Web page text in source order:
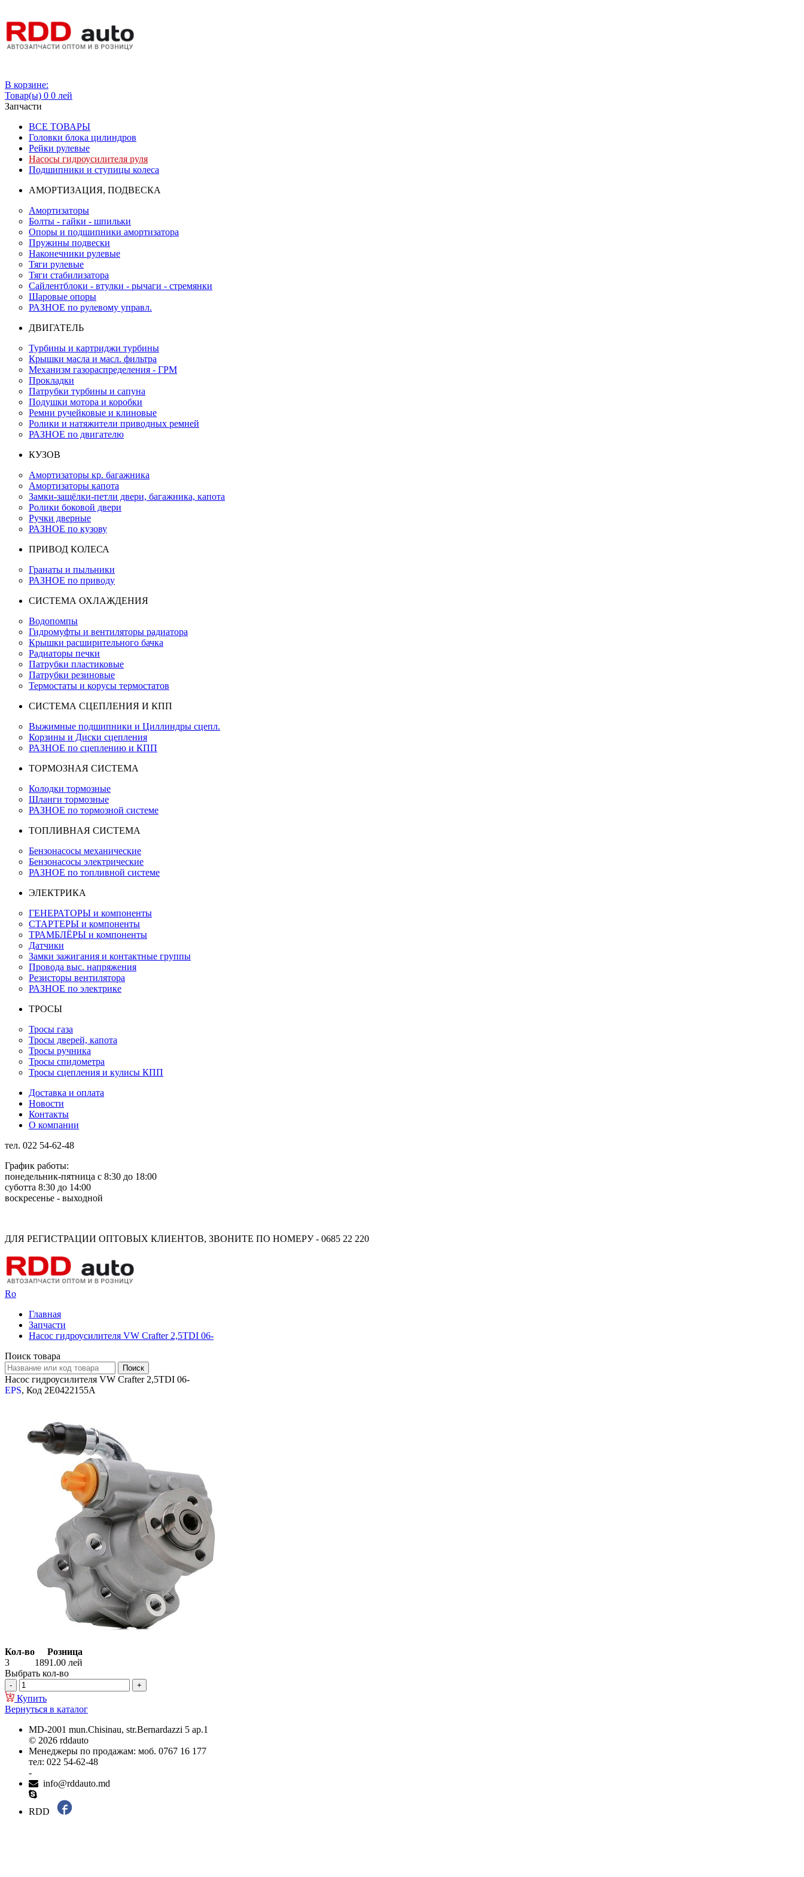
В корзине:
Товар(ы) 0 0 лей
Запчасти
ВСЕ ТОВАРЫ
Головки блока цилиндров
Рейки рулевые
Насосы гидроусилителя руля
Подшипники и ступицы колеса
АМОРТИЗАЦИЯ, ПОДВЕСКА
Амортизаторы
Болты - гайки - шпильки
Опоры и подшипники амортизатора
Пружины подвески
Наконечники рулевые
Тяги рулевые
Тяги стабилизатора
Сайлентблоки - втулки - рычаги - стремянки
Шаровые опоры
РАЗНОЕ по рулевому управл.
ДВИГАТЕЛЬ
Турбины и картриджи турбины
Крышки масла и масл. фильтра
Механизм газораспределения - ГРМ
Прокладки
Патрубки турбины и сапуна
Подушки мотора и коробки
Ремни ручейковые и клиновые
Ролики и натяжители приводных ремней
РАЗНОЕ по двигателю
КУЗОВ
Амортизаторы кр. багажника
Амортизаторы капота
Замки-защёлки-петли двери, багажника, капота
Ролики боковой двери
Ручки дверные
РАЗНОЕ по кузову
ПРИВОД КОЛЕСА
Гранаты и пыльники
РАЗНОЕ по приводу
СИСТЕМА ОХЛАЖДЕНИЯ
Водопомпы
Гидромуфты и вентиляторы радиатора
Крышки расширительного бачка
Радиаторы печки
Патрубки пластиковые
Патрубки резиновые
Термостаты и корусы термостатов
СИСТЕМА СЦЕПЛЕНИЯ И КПП
Выжимные подшипники и Циллиндры сцепл.
Корзины и Диски сцепления
РАЗНОЕ по сцеплению и КПП
ТОРМОЗНАЯ СИСТЕМА
Колодки тормозные
Шланги тормозные
РАЗНОЕ по тормозной системе
ТОПЛИВНАЯ СИСТЕМА
Бензонасосы механические
Бензонасосы электрические
РАЗНОЕ по топливной системе
ЭЛЕКТРИКА
ГЕНЕРАТОРЫ и компоненты
СТАРТЕРЫ и компоненты
ТРАМБЛЁРЫ и компоненты
Датчики
Замки зажигания и контактные группы
Провода выс. напряжения
Резисторы вентилятора
РАЗНОЕ по электрике
ТРОСЫ
Тросы газа
Тросы дверей, капота
Тросы ручника
Тросы спидометра
Тросы сцепления и кулисы КПП
Доставка и оплата
Новости
Контакты
О компании
тел. 022 54-62-48
График работы:
понедельник-пятница с 8:30 до 18:00
суботта 8:30 до 14:00
воскресенье - выходной
ДЛЯ РЕГИСТРАЦИИ ОПТОВЫХ КЛИЕНТОВ, ЗВОНИТЕ ПО НОМЕРУ - 0685 22 220
Ro
Главная
Запчасти
Насос гидроусилителя VW Crafter 2,5TDI 06-
Поиск товара
Насос гидроусилителя VW Crafter 2,5TDI 06-
EPS, Код 2E0422155A
Кол-во
Розница
3
1891.00 лей
Выбрать кол-во
Купить
Вернуться в каталог
MD-2001 mun.Chisinau, str.Bernardazzi 5 ap.1
© 2026 rddauto
Менеджеры по продажам: моб. 0767 16 177
тел: 022 54-62-48
-
info@rddauto.md
RDD